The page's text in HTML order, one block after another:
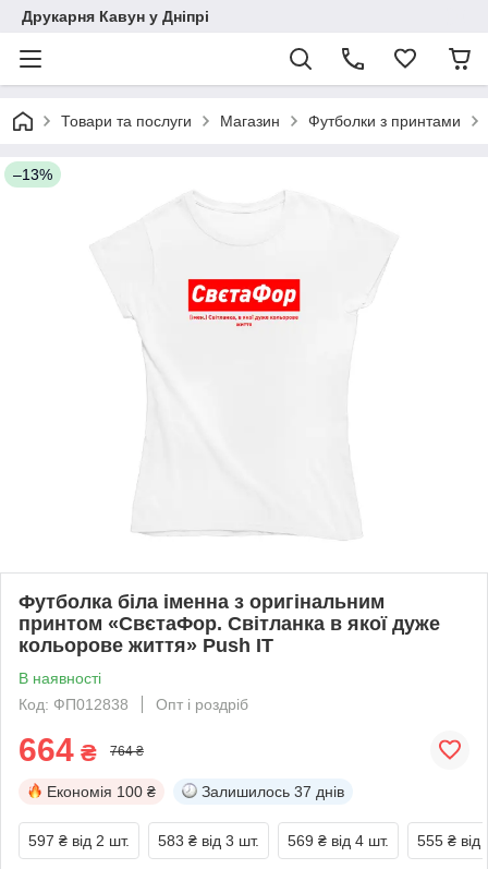
Друкарня Кавун у Дніпрі
Товари та послуги Магазин Футболки з принтами
–13%
Футболка біла іменна з оригінальним
принтом «СвєтаФор. Світланка в якої дуже
кольорове життя» Push IT
В наявності
Код: ФП012838
Опт і роздріб
664 ₴ 764 ₴
Економія 100 ₴ Залишилось 37 днів
597 ₴ від 2 шт. 583 ₴ від 3 шт. 569 ₴ від 4 шт. 555 ₴ від